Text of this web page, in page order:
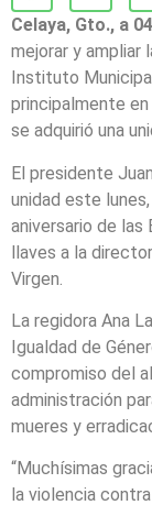
Celaya, Gto., a
mejorar y ampliar
Instituto
principalmente en
se adquirió una
El presidente
unidad este
aniversario de las
llaves a la
Virgen.
La regidora Ana
Igualdad de
compromiso del
administración
mueres y
“Muchísimas
la violencia